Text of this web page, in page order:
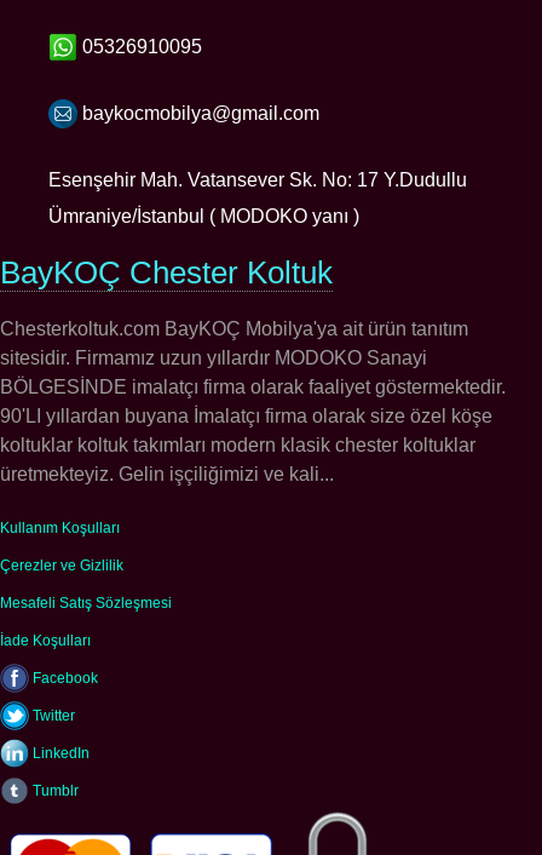
05326910095
baykocmobilya@gmail.com
Esenşehir Mah. Vatansever Sk. No: 17 Y.Dudullu
Ümraniye/İstanbul ( MODOKO yanı )
BayKOÇ Chester Koltuk
Chesterkoltuk.com BayKOÇ Mobilya'ya ait ürün tanıtım
sitesidir. Firmamız uzun yıllardır MODOKO Sanayi
BÖLGESİNDE imalatçı firma olarak faaliyet göstermektedir.
90'LI yıllardan buyana İmalatçı firma olarak size özel köşe
koltuklar koltuk takımları modern klasik chester koltuklar
üretmekteyiz. Gelin işçiliğimizi ve kali...
Kullanım Koşulları
Çerezler ve Gizlilik
Mesafeli Satış Sözleşmesi
İade Koşulları
Facebook
Twitter
LinkedIn
Tumblr